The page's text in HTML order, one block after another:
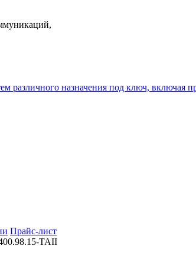
различного назначения под ключ,
Прайс-лист
ТАII